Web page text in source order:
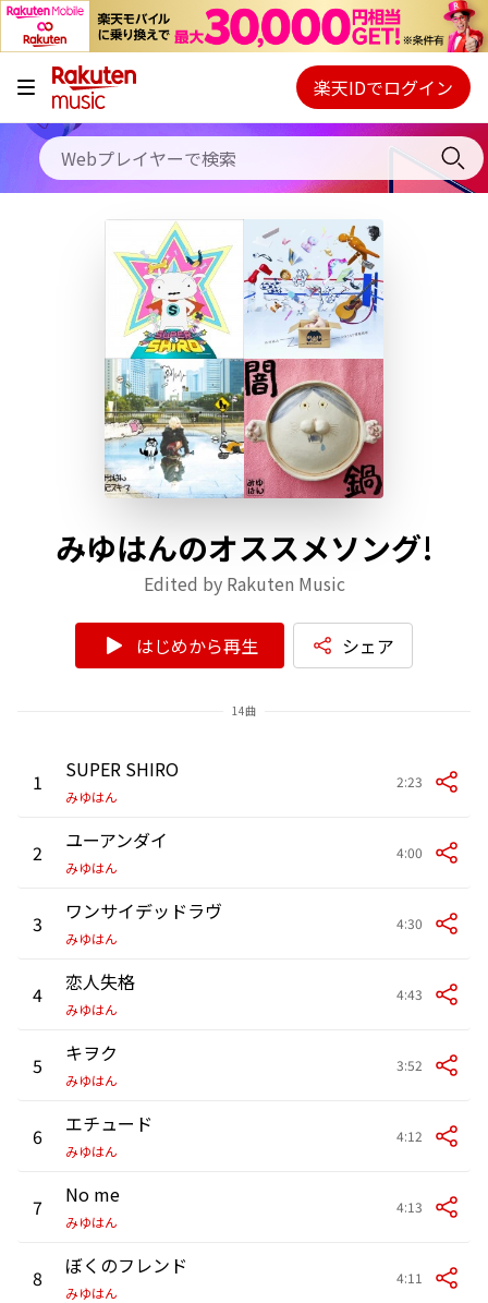
キャンペーン
料金プラン
使い方
初回30日間無料お試し
Webプレイヤー
ご契約内容の確認・変更
楽天IDでログイン
みゆはんのオススメソング!
Edited by Rakuten Music
はじめから再生 シェア
14曲
1 SUPER SHIRO
みゆはん
2:23
2 ユーアンダイ
みゆはん
4:00
3 ワンサイデッドラヴ
みゆはん
4:30
4 恋人失格
みゆはん
4:43
5 キヲク
みゆはん
3:52
6 エチュード
みゆはん
4:12
7 No me
みゆはん
4:13
8 ぼくのフレンド
みゆはん
4:11